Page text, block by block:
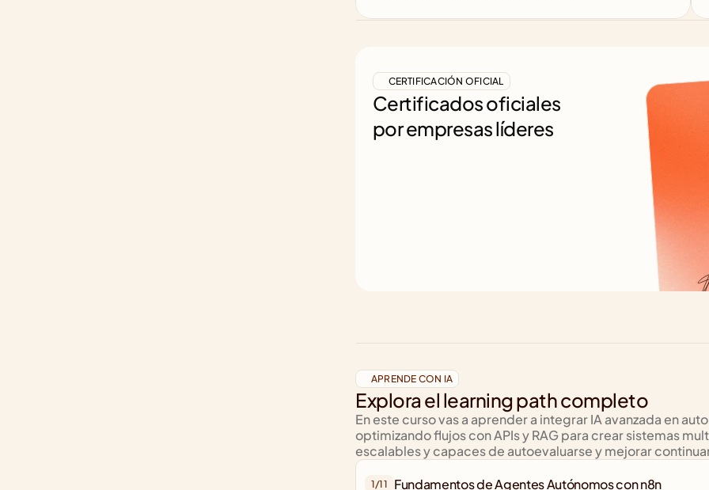
CERTIFICACIÓN OFICIAL
Certificados oficiales
por empresas líderes
APRENDE CON IA
Explora el learning path completo
En este curso vas a aprender a integrar IA avanzada en
optimizando flujos con APIs y RAG para crear sistemas
escalables y capaces de autoevaluarse y mejorar
1/11